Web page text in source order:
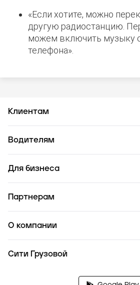
«Если хотите, можно
другую радиостанцию.
можем включить музыку
телефона».
Клиентам
Водителям
Для бизнеса
Партнерам
О компании
Сити Грузовой